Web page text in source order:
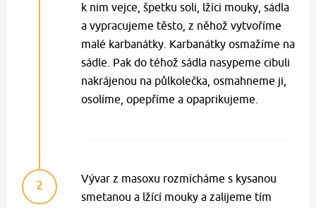
k nim vejce, špetku soli, lžíci mouky, sádla
a vypracujeme těsto, z něhož vytvoříme
malé karbanátky. Karbanátky osmažíme na
sádle. Pak do téhož sádla nasypeme cibuli
nakrájenou na půlkolečka, osmahneme ji,
osolíme, opepříme a opaprikujeme.
2
Vývar z masoxu rozmícháme s kysanou
smetanou a lžící mouky a zalijeme tím